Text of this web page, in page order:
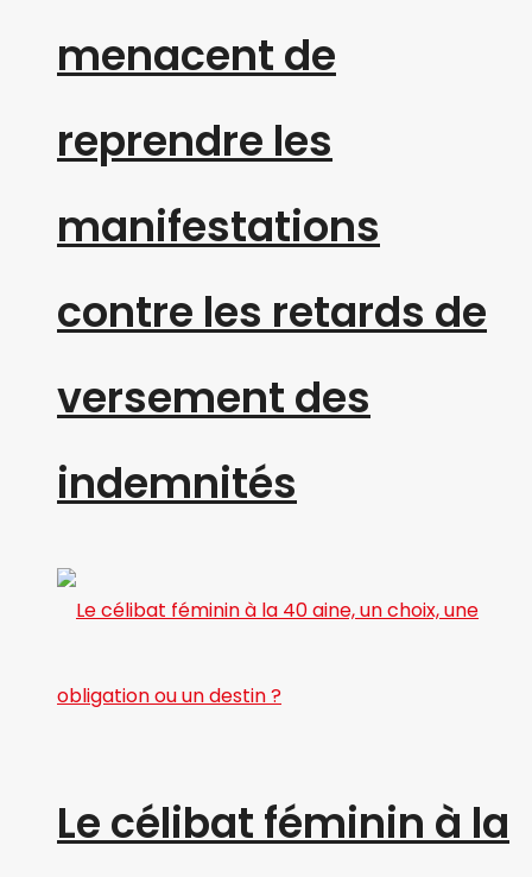
menacent de
reprendre les
manifestations
contre les retards de
versement des
indemnités
Le célibat féminin à la